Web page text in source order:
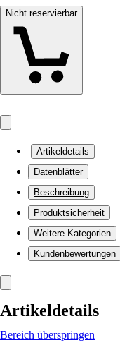
Nicht reservierbar
Artikeldetails
Datenblätter
Beschreibung
Produktsicherheit
Weitere Kategorien
Kundenbewertungen
Artikeldetails
Bereich überspringen